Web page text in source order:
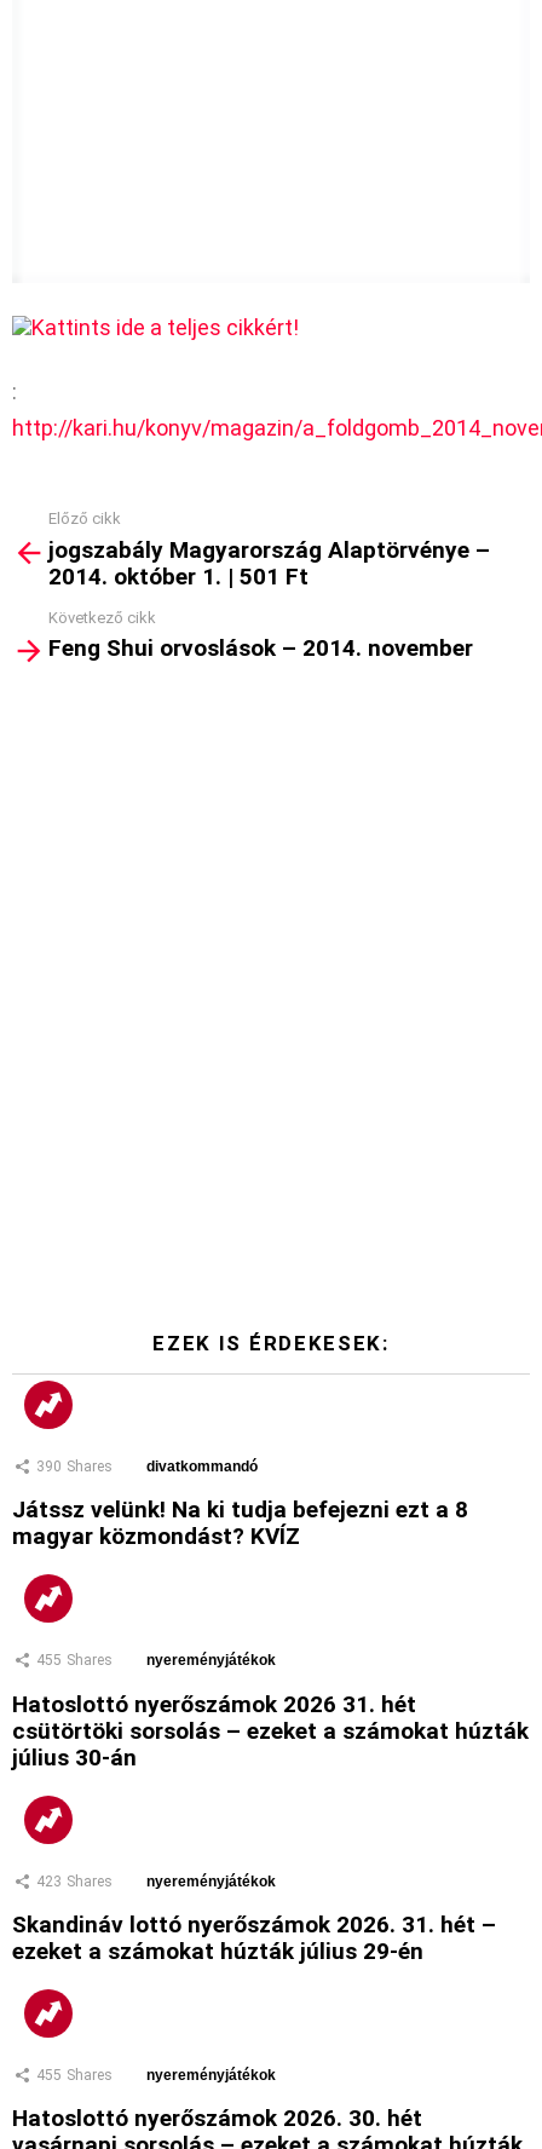
Kattints ide a teljes cikkért!
:
http://kari.hu/konyv/magazin/
more
Előző cikk
jogszabály Magyarország Alaptörvénye –
2014. október 1. | 501 Ft
Következő cikk
Feng Shui orvoslások – 2014. november
EZEK IS ÉRDEKESEK:
390 Shares divatkommandó
Játssz velünk! Na ki tudja befejezni ezt a 8
magyar közmondást? KVÍZ
455 Shares nyereményjátékok
Hatoslottó nyerőszámok 2026 31. hét
csütörtöki sorsolás – ezeket a számokat húzták
július 30-án
423 Shares nyereményjátékok
Skandináv lottó nyerőszámok 2026. 31. hét –
ezeket a számokat húzták július 29-én
455 Shares nyereményjátékok
Hatoslottó nyerőszámok 2026. 30. hét